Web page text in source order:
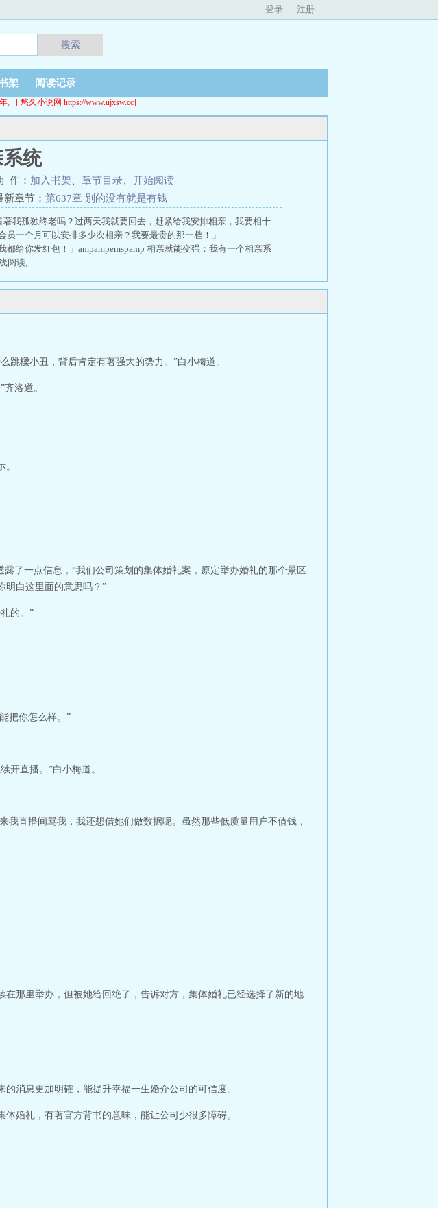
登录 注册
搜索
架 阅读记录
[ 悠久小说网 https://www.ujxsw.cc]
统
作： 加入书架 章节目录
开始阅读
新章节： 第637章 別的没有就是有钱
我孤独终老吗？过两天我就要回去，赶紧给我安排相亲，我要相十
员一个月可以安排多少次相亲？我要最贵的那一档！」
都给你发红包！」ampampemspamp 相亲就能变强：我有一个相亲系
阅读,
跳樑小丑，背后肯定有著强大的势力。”白小梅道。
洛道。
了一点信息，“我们公司策划的集体婚礼案，原定举办婚礼的那个景区
明白这里面的意思吗？”
的。”
把你怎么样。”
开直播。”白小梅道。
直播间骂我，我还想借她们做数据呢。虽然那些低质量用户不值钱，
那里举办，但被她给回绝了，告诉对方，集体婚礼已经选择了新的地
消息更加明確，能提升幸福一生婚介公司的可信度。
婚礼，有著官方背书的意味，能让公司少很多障碍。